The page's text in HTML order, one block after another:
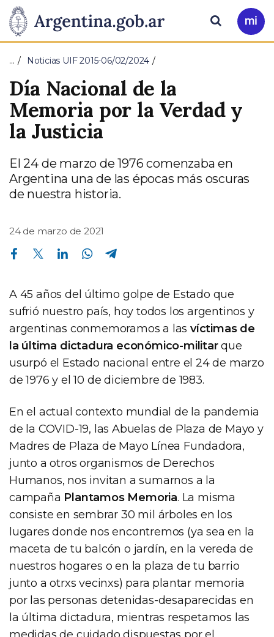
Presidencia
de
la
Nación
Pasar al contenido principal
Ir
a
Buscar
… Noticias UIF 2015-06/02/2024
Día Nacional de la
Memoria por la Verdad y
la Justicia
El 24 de marzo de 1976 comenzaba en
Argentina una de las épocas más oscuras
de nuestra historia.
24 de marzo de 2021
Compartir en Facebook Compartir en Twitter Compartir en Linkedin Compartir en Whatsapp
A 45 años del último golpe de Estado que
sufrió nuestro país, hoy todos los argentinos y
argentinas conmemoramos a las víctimas de
la última dictadura económico-militarque
usurpó el Estado nacional entre el 24 de marzo
de 1976 y el 10 de diciembre de 1983.
En el actual contexto mundial de la pandemia
de la COVID-19, las Abuelas de Plaza de Mayo y
Madres de Plaza de Mayo Línea Fundadora,
junto a otros organismos de Derechos
Humanos, nos invitan a sumarnos a la
campaña Plantamos Memoria. La misma
consiste en sembrar 30 mil árboles en los
lugares donde nos encontremos (ya sea en la
maceta de tu balcón o jardín, en la vereda de
nuestros hogares o en la plaza de tu barrio
junto a otrxs vecinxs) para plantar memoria
por las personas detenidas-desaparecidas en
la última dictadura, mientras respetamos las